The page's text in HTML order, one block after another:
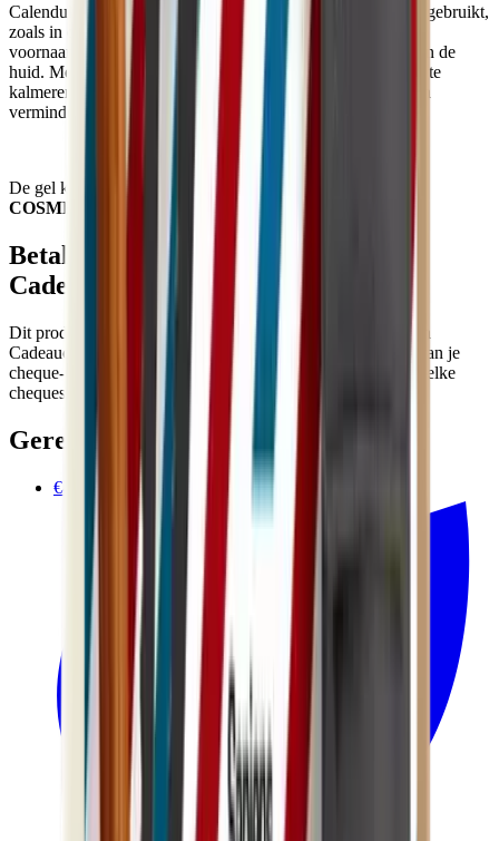
Calendula is een plant die op verschillende gebieden wordt gebruikt,
zoals in de keuken, in de textiel en in de cosmetica. Zijn
voornaamste deugd is het verminderen van het ongemak van de
huid. Met name de calendula bloemblaadjes helpen de huid te
kalmeren, vormen een beschermende antioxidant barrière en
verminderen huidongemakken.
De gel kan worden gekocht metecocheques
COSMEBIO-label.
Betalen met Ecocheques en
Cadeaucheques
Dit product kan je bij Impactedd betalen met Ecocheques en
Cadeaucheques wanneer het voldoet aan de voorwaarden van je
cheque-uitgever. Tijdens het afrekenen zie je automatisch welke
cheques beschikbaar zijn.
Gerelateerde producten
€42.90